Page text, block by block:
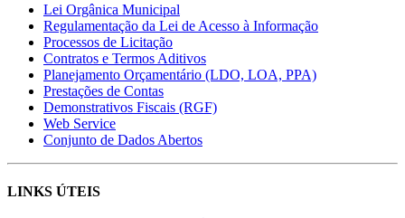
Lei Orgânica Municipal
Regulamentação da Lei de Acesso à Informação
Processos de Licitação
Contratos e Termos Aditivos
Planejamento Orçamentário (LDO, LOA, PPA)
Prestações de Contas
Demonstrativos Fiscais (RGF)
Web Service
Conjunto de Dados Abertos
LINKS ÚTEIS